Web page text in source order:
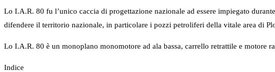
Lo I.A.R. 80 fu l’unico caccia di progettazione nazionale ad essere impiegato
difendere il territorio nazionale, in particolare i pozzi petroliferi della vitale area di
Lo I.A.R. 80 è un monoplano monomotore ad ala bassa, carrello retrattile e motore
Indice